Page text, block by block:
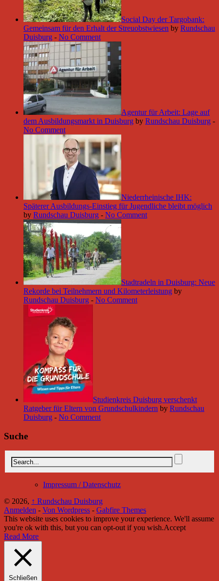
Social Day der Targobank:
Gemeinsam für den Erhalt der Streuobstwiesen by Rundschau
Duisburg - No Comment
Agentur für Arbeit: Lage auf
dem Ausbildungsmarkt in Duisburg by Rundschau Duisburg -
No Comment
Niederrheinische IHK:
Späterer Ausbildungs-Einstieg für Jugendliche bleibt möglich
by Rundschau Duisburg - No Comment
Stadtradeln in Duisburg: Neue
Rekorde bei Teilnehmern und Kilometerleistung by
Rundschau Duisburg - No Comment
Studienkreis Duisburg verschenkt
Ratgeber für Eltern von Grundschulkindern by Rundschau
Duisburg - No Comment
Suche
Impressum / Datenschutz
© 2026, ↑ Rundschau Duisburg
Anmelden - Von Wordpress - Gabfire Themes
This website uses cookies to improve your experience. We'll assume
you're ok with this, but you can opt-out if you wish.Accept
Read More
Schließen